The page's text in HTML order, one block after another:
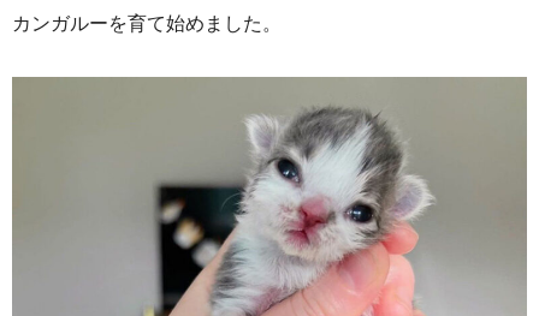
カンガルーを育て始めました。